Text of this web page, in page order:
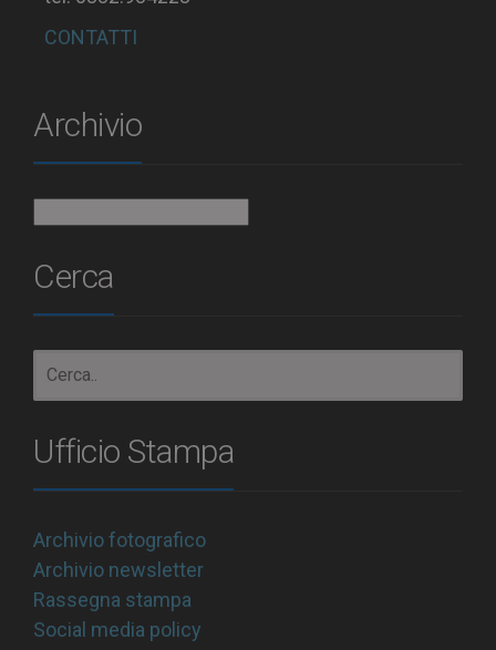
CONTATTI
Archivio
Cerca
Ufficio Stampa
Archivio fotografico
Archivio newsletter
Rassegna stampa
Social media policy